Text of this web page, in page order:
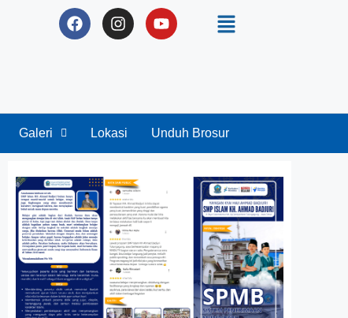
Galeri Lokasi Unduh Brosur